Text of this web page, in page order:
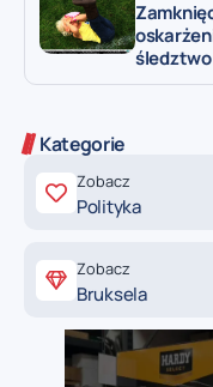
Kategorie
Zobacz
Polityka
Zobacz
Bruksela